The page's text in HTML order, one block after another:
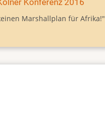
Marshallplan für Afrika!"